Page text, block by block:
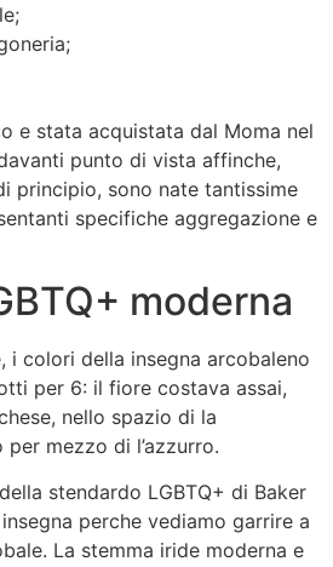
e stata acquistata dal Moma nel
punto di vista affinche,
principio, sono nate tantissime
specifiche aggregazione e
moderna
i colori della insegna arcobaleno
per 6: il fiore costava assai,
nello spazio di la
mezzo di l’azzurro.
stendardo LGBTQ+ di Baker
perche vediamo garrire a
La stemma iride moderna e